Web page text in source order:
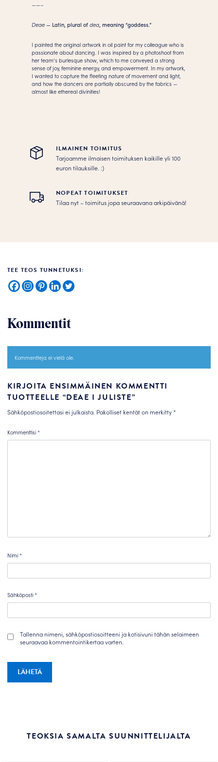
——–
Deae— Latin, plural ofdea, meaning “goddess.”
I painted the original artwork in oil paint for my colleague who is
passionate about dancing. I was inspired by a photoshoot from
her team’s burlesque show, which to me conveyed a strong
sense of joy, feminine energy, and empowerment. In my artwork,
I wanted to capture the fleeting nature of movement and light,
and how the dancers are partially obscured by the fabrics —
almost like ethereal divinities!
ILMAINEN TOIMITUS
Tarjoamme ilmaisen toimituksen kaikille yli 100
euron tilauksille. :­­)
NOPEAT TOIMITUKSET
Tilaa nyt – toimitus jopa seuraavana arkipäivänä!
TEE TEOS TUNNETUKSI:
Kommentit
Kommentteja ei vielä ole.
KIRJOITA ENSIMMÄINEN KOMMENTTI
TUOTTEELLE “DEAE I JULISTE”
Sähköpostiosoitettasi ei julkaista. Pakolliset kentät on merkitty*
Kommenttisi*
Nimi*
Sähköposti*
Tallenna nimeni, sähköpostiosoitteeni ja kotisivuni tähän selaimeen
seuraavaa kommentointikertaa varten.
TEOKSIA SAMALTA SUUNNITTELIJALTA